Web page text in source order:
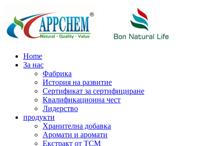
Home
За нас
Фабрика
История на развитие
Сертификат за сертифициране
Квалификационна чест
Лидерство
продукти
Хранителна добавка
Аромати и аромати
Екстракт от TCM